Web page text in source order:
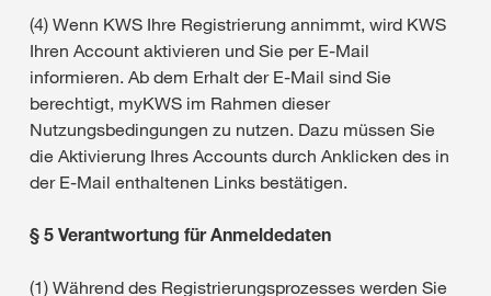
(4) Wenn KWS Ihre Registrierung annimmt, wird KWS
Ihren Account aktivieren und Sie per E-Mail
informieren. Ab dem Erhalt der E-Mail sind Sie
berechtigt, myKWS im Rahmen dieser
Nutzungsbedingungen zu nutzen. Dazu müssen Sie
die Aktivierung Ihres Accounts durch Anklicken des in
der E-Mail enthaltenen Links bestätigen.
§ 5 Verantwortung für Anmeldedaten
(1) Während des Registrierungsprozesses werden Sie